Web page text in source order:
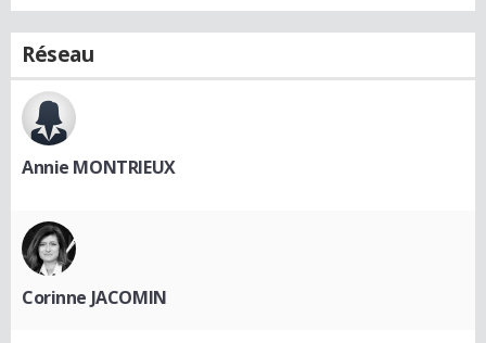
Réseau
Annie MONTRIEUX
Corinne JACOMIN